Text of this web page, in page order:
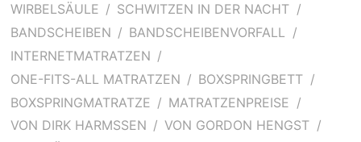
WIRBELSÄULE
SCHWITZEN IN DER NACHT
BANDSCHEIBEN
BANDSCHEIBENVORFALL
INTERNETMATRATZEN
ONE-FITS-ALL MATRATZEN
BOXSPRINGBETT
BOXSPRINGMATRATZE
MATRATZENPREISE
VON DIRK HARMSSEN
VON GORDON HENGST